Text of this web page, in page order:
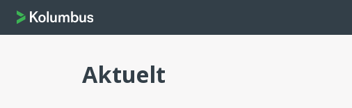
Aktuelt